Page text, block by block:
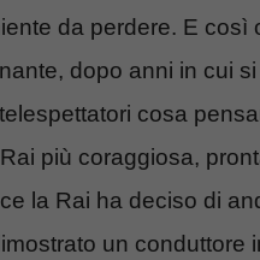
da perdere. E così
dopo anni in cui
cosa
più coraggiosa,
la Rai ha deciso di
un conduttore